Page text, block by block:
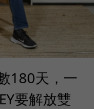
180天，一
要解放雙